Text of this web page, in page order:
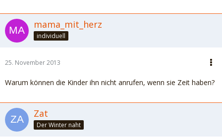
mama_mit_herz
individuell
25. November 2013
Warum können die Kinder ihn nicht anrufen, wenn sie Zeit haben?
Zat
Der Winter naht